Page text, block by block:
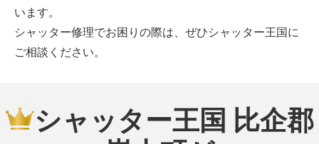
います。
シャッター修理でお困りの際は、ぜひシャッター王国に
ご相談ください。
シャッター王国 比企郡